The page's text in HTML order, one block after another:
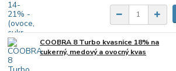
COOBRA 8 Turbo kvasnice 18% na
cukerný, medový a ovocný kvas